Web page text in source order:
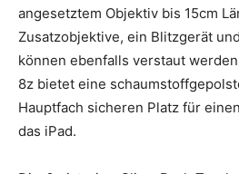
angesetztem Objektiv bis 15cm
Zusatzobjektive, ein Blitzgerät
können ebenfalls verstaut
8z bietet eine
Hauptfach sicheren Platz für
das iPad.